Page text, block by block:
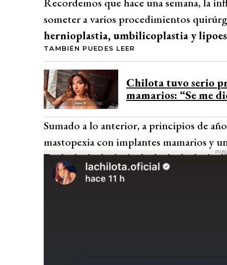
cirugía más complicada, expresando la
Además, hizo un llamado a sus seguidores
dinero de cada persona.
Desarrollado por
someter a varios procedimientos
hernioplastia, umbilicoplastia y
TAMBIÉN PUEDES LEER
Chilota tuvo serio
mamarios: “Se me
Sumado a lo anterior, a principios de
mastopexia con implantes mamarios y